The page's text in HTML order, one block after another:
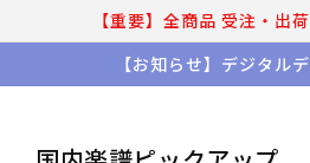
【重要】全商品 受注・出
【お知らせ】デジタル